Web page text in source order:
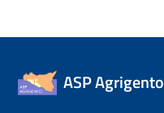
ASP Agrigento